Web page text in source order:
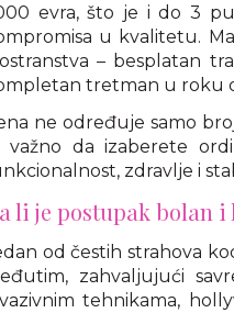
evra, što je i do 3
u kvalitetu.
– besplatan
tretman u roku
ne određuje samo
važno da izaberete
zdravlje i
li je postupak bolan
od čestih strahova
zahvaljujući
tehnikama,